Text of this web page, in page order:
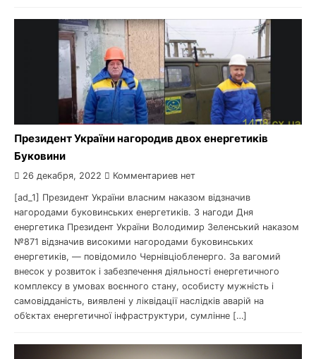
Президент України нагородив двох енергетиків
Буковини
26 декабря, 2022 Комментариев нет
[ad_1] Президент України власним наказом відзначив
нагородами буковинських енергетиків. З нагоди Дня
енергетика Президент України Володимир Зеленський наказом
№871 відзначив високими нагородами буковинських
енергетиків, — повідомило Чернівціобленерго. За вагомий
внесок у розвиток і забезпечення діяльності енергетичного
комплексу в умовах воєнного стану, особисту мужність і
самовідданість, виявлені у ліквідації наслідків аварій на
об’єктах енергетичної інфраструктури, сумлінне […]